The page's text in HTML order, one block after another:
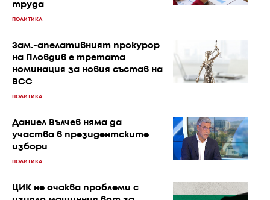
труда
ПОЛИТИКА
Зам.-апелативният прокурор
на Пловдив е третата
номинация за новия състав на
ВСС
ПОЛИТИКА
Даниел Вълчев няма да
участва в президентските
избори
ПОЛИТИКА
ЦИК не очаква проблеми с